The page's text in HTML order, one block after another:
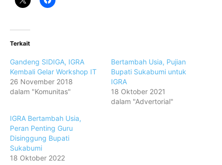
Terkait
Gandeng SIDIGA, IGRA
Kembali Gelar Workshop IT
26 November 2018
dalam "Komunitas"
Bertambah Usia, Pujian
Bupati Sukabumi untuk
IGRA
18 Oktober 2021
dalam "Advertorial"
IGRA Bertambah Usia,
Peran Penting Guru
Disinggung Bupati
Sukabumi
18 Oktober 2022